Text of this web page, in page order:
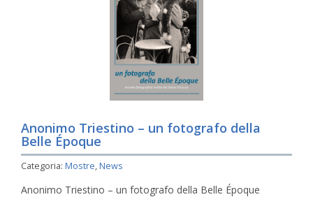
Anonimo Triestino – un fotografo della
Belle Époque
Categoria: Mostre,News
Anonimo Triestino – un fotografo della Belle Époque